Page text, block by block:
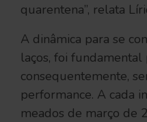
quarentena”, relata
A dinâmica para se
laços, foi
consequentemente,
performance. A cada
meados de março de